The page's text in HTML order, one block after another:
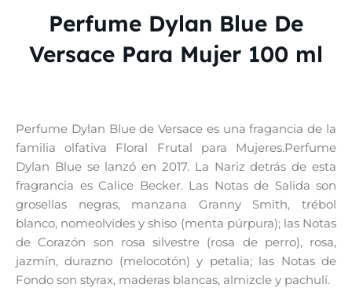
Perfume Dylan Blue De
Versace Para Mujer 100 ml
Perfume Dylan Blue de Versace es una fragancia de la
familia olfativa Floral Frutal para Mujeres.Perfume
Dylan Blue se lanzó en 2017. La Nariz detrás de esta
fragrancia es Calice Becker. Las Notas de Salida son
grosellas negras, manzana Granny Smith, trébol
blanco, nomeolvides y shiso (menta púrpura); las Notas
de Corazón son rosa silvestre (rosa de perro), rosa,
jazmín, durazno (melocotón) y petalia; las Notas de
Fondo son styrax, maderas blancas, almizcle y pachulí.